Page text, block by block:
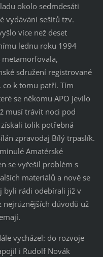
okolo sedmdesáti
vydávání sešitů tzv.
více než deset
lednu roku 1994
sdružení registrované
co k tomu patří. Tím
se někomu APO jevilo
musí trávit noci pod
tolik potřebná
zpravodaj Bílý trpaslík.
Amatérské
se vyřešil problém s
materiálů a nově se
byli rádi odebírali již v
nejrůznějších důvodů už
vycházel: do rozvoje
i Rudolf Novák